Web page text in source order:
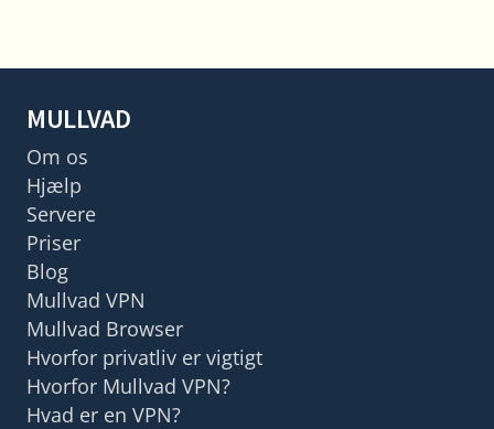
MULLVAD
Om os
Hjælp
Servere
Priser
Blog
Mullvad VPN
Mullvad Browser
Hvorfor privatliv er vigtigt
Hvorfor Mullvad VPN?
Hvad er en VPN?